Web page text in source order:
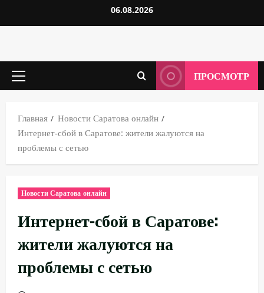
к
06.08.2026
Основное
ПРОСМОТР
Главная
Новости Саратова онлайн
Интернет-сбой в Саратове: жители жалуются на
проблемы с сетью
Новости Саратова онлайн
Интернет-сбой в Саратове:
жители жалуются на
проблемы с сетью